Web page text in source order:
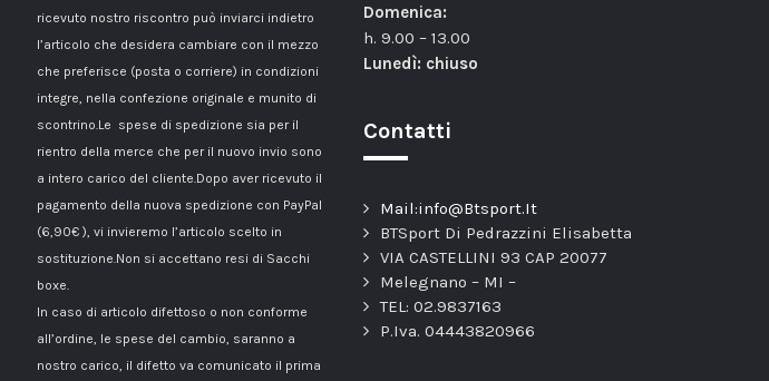
ricevuto nostro riscontro può inviarci indietro
l’articolo che desidera cambiare con il mezzo
che preferisce (posta o corriere) in condizioni
integre, nella confezione originale e munito di
scontrino.Le spese di spedizione sia per il
rientro della merce che per il nuovo invio sono
a intero carico del cliente.Dopo aver ricevuto il
pagamento della nuova spedizione con PayPal
(6,90€ ), vi invieremo l’articolo scelto in
sostituzione.Non si accettano resi di Sacchi
boxe.
In caso di articolo difettoso o non conforme
all’ordine, le spese del cambio, saranno a
nostro carico, il difetto va comunicato il prima
Domenica:
h. 9.00 – 13.00
Lunedì: chiuso
Contatti
Mail:info@Btsport.It
BTSport Di Pedrazzini Elisabetta
VIA CASTELLINI 93 CAP 20077
Melegnano – MI –
TEL: 02.9837163
P.Iva. 04443820966